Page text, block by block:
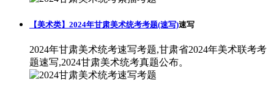
【美术类】2024年甘肃美术统考考题(速写)速写
2024年甘肃美术统考速写考题,甘肃省2024年美术联考考
题速写,2024甘肃美术统考真题公布。